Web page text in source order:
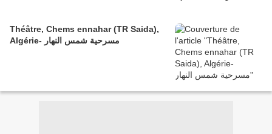
Théâtre, Chems ennahar (TR Saida),
Algérie- مسرحية شمس النهار